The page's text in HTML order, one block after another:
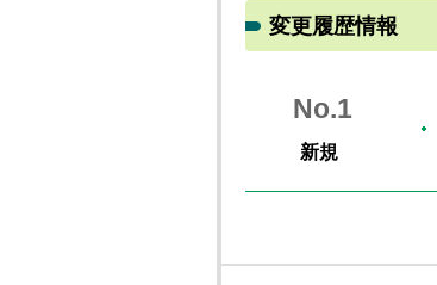
変更履歴情報
No.1
新規